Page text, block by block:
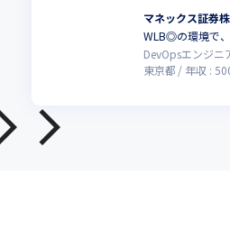
マネックス証券
WLB◎の環境で
DevOpsエンジニ
東京都
年収 :